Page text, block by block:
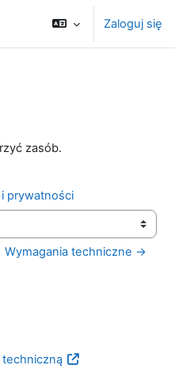
Zaloguj się
zasób.
prywatności
Wymagania techniczne →